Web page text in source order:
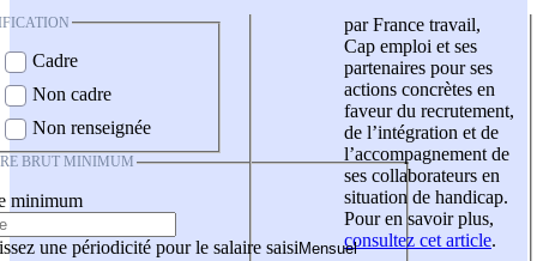
Cadre
Non cadre
Non renseignée
BRUT MINIMUM
minimum
une périodicité pour le salaire saisi
par France travail,
Cap emploi et ses
partenaires pour ses
actions concrètes en
faveur du recrutement,
de l’intégration et de
l’accompagnement de
ses collaborateurs en
situation de handicap.
Pour en savoir plus,
consultez cet article.